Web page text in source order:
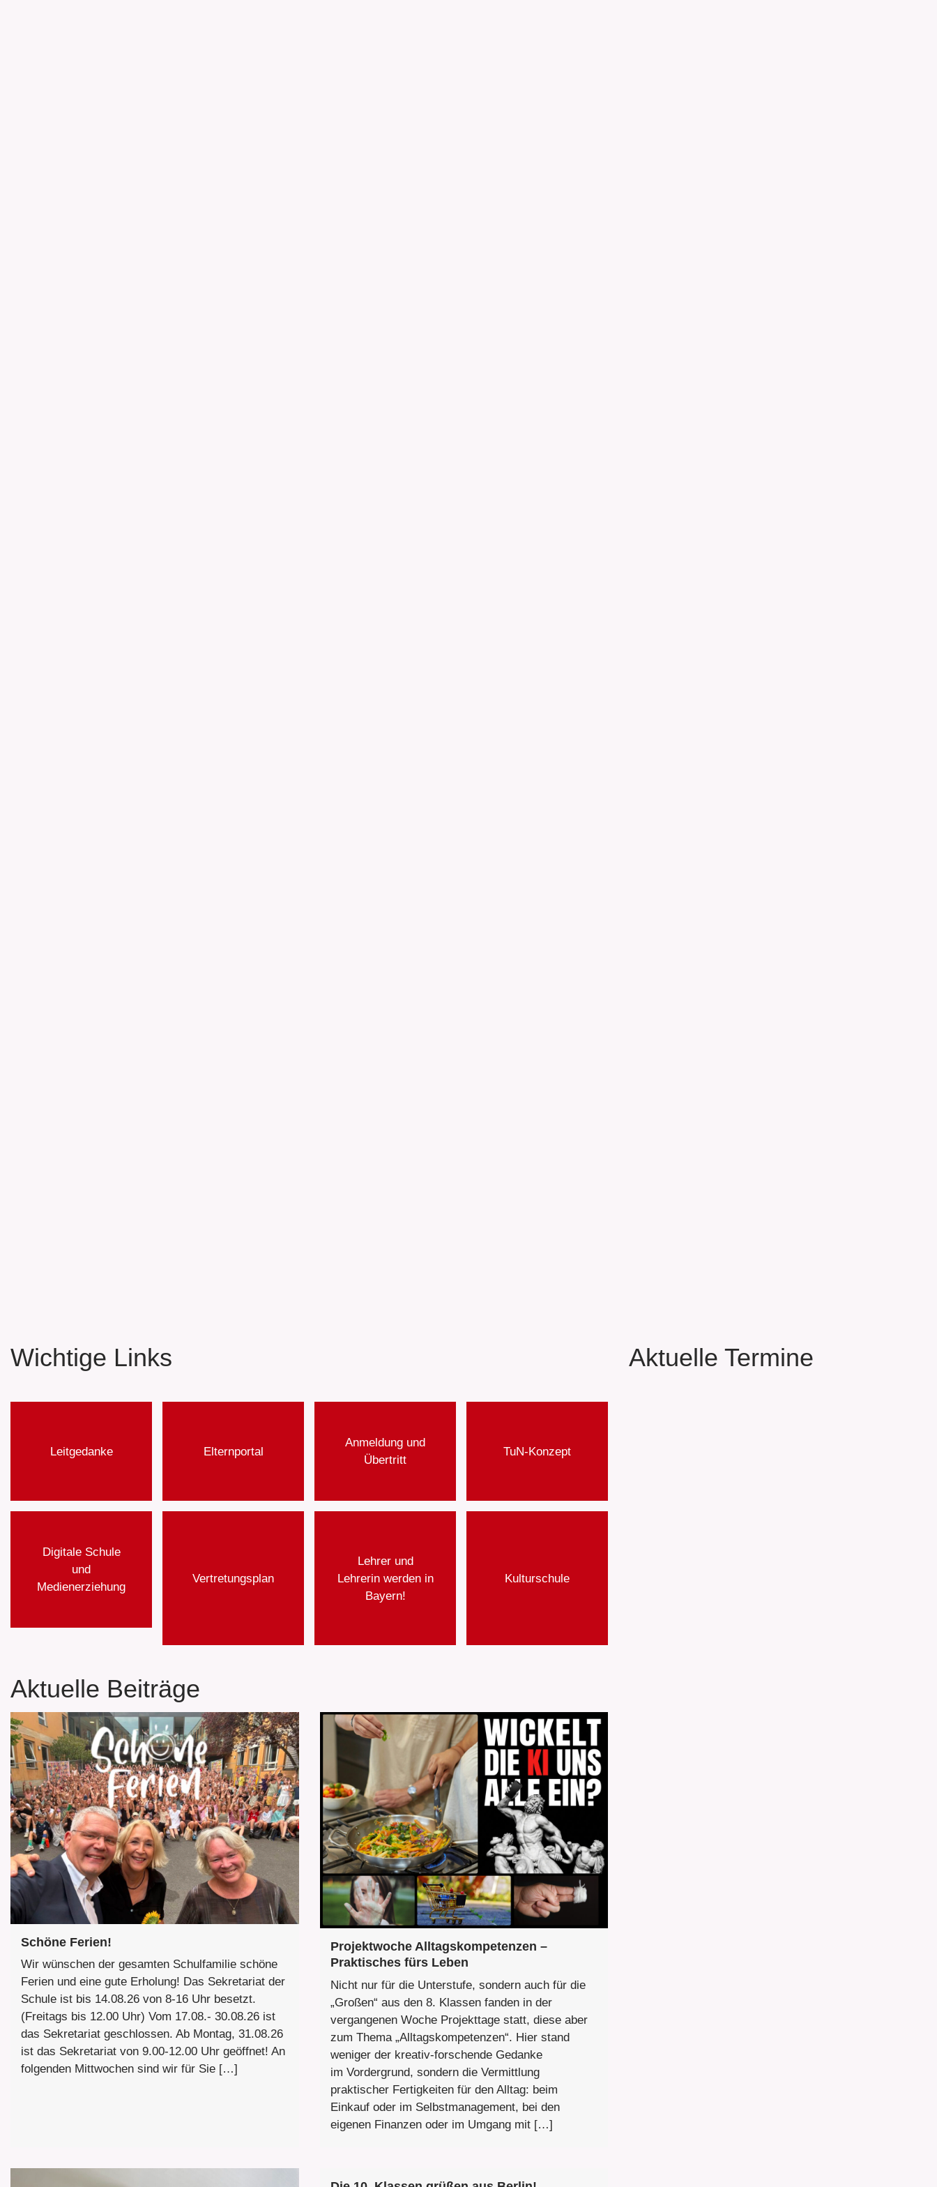
Wichtige Links
Leitgedanke Elternportal
Anmeldung und
Übertritt
TuN-Konzept
Digitale Schule
und
Medienerziehung
Vertretungsplan
Lehrer und
Lehrerin werden in
Bayern!
Kulturschule
Aktuelle Beiträge
Schöne Ferien!
Wir wünschen der gesamten Schulfamilie schöne
Ferien und eine gute Erholung! Das Sekretariat der
Schule ist bis 14.08.26 von 8-16 Uhr besetzt.
(Freitags bis 12.00 Uhr) Vom 17.08.- 30.08.26 ist
das Sekretariat geschlossen. Ab Montag, 31.08.26
ist das Sekretariat von 9.00-12.00 Uhr geöffnet! An
folgenden Mittwochen sind wir für Sie […]
Projektwoche Alltagskompetenzen –
Praktisches fürs Leben
Nicht nur für die Unterstufe, sondern auch für die
„Großen“ aus den 8. Klassen fanden in der
vergangenen Woche Projekttage statt, diese aber
zum Thema „Alltagskompetenzen“. Hier stand
weniger der kreativ-forschende Gedanke
im Vordergrund, sondern die Vermittlung
praktischer Fertigkeiten für den Alltag: beim
Einkauf oder im Selbstmanagement, bei den
eigenen Finanzen oder im Umgang mit […]
Aktuelle Termine